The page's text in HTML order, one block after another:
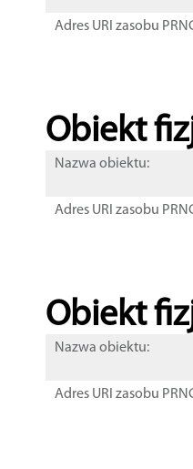
Adres URI zasobu
Obiekt
Nazwa obiektu:
Adres URI zasobu
Obiekt
Nazwa obiektu:
Adres URI zasobu